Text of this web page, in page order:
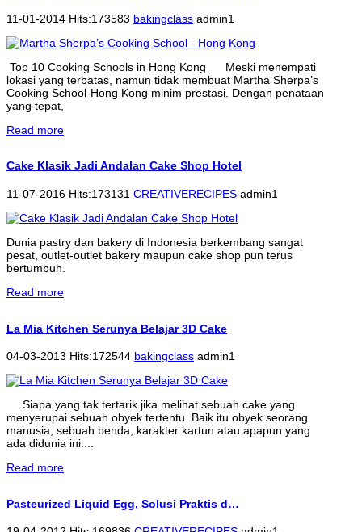
11-01-2014 Hits:173583 bakingclass admin1
Top 10 Cooking Schools in Hong Kong Meski menempati
lokasi yang terbatas, namun tidak membuat Martha Sherpa’s
Cooking School-Hong Kong minim prestasi. Dengan penataan
yang tepat,
Read more
Cake Klasik Jadi Andalan Cake Shop Hotel
11-07-2016 Hits:173131 CREATIVERECIPES admin1
Dunia pastry dan bakery di Indonesia berkembang sangat
pesat, outlet-outlet bakery maupun cake shop pun terus
bertumbuh.
Read more
La Mia Kitchen Serunya Belajar 3D Cake
04-03-2013 Hits:172544 bakingclass admin1
Siapa yang tak tertarik jika melihat sebuah cake yang
menyerupai sebuah obyek tertentu. Baik itu obyek seorang
manusia, sebuah benda, karakter kartun atau apapun yang
ada didunia ini....
Read more
Pasteurized Liquid Egg, Solusi Praktis d…